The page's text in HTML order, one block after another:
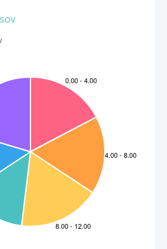
ter podobno
otok Y. Na ˇcasovno enoto se iz tistega otoka (med X in Y), ki
populacijo, preseli na otok z manjˇso populacijo deleˇz α >
0
otoka z veˇcjo populacijo ter tistega z manjˇso. Dodatno
0 ljudi.  Zapiˇsi sistem NDE
), ki opisuje ta populacijski model.
ˇcasovno odvisnost populacij na obeh otokih, ˇce sta ob ˇcasu
populaciji enaki 100 in je α